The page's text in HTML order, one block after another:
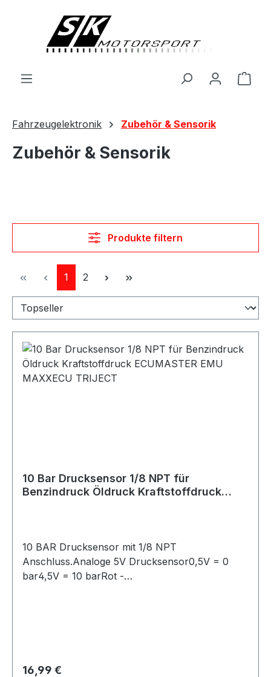
Fahrzeugelektronik Zubehör & Sensorik
Zubehör & Sensorik
Produkte filtern
Seite
1 Seite
2
10 Bar Drucksensor 1/8 NPT für
Benzindruck Öldruck Kraftstoffdruck
10 BAR Drucksensor mit 1/8 NPT
Anschluss.Analoge 5V Drucksensor0,5V = 0
bar4,5V = 10 barRot -
Regulärer Preis:
16,99 €